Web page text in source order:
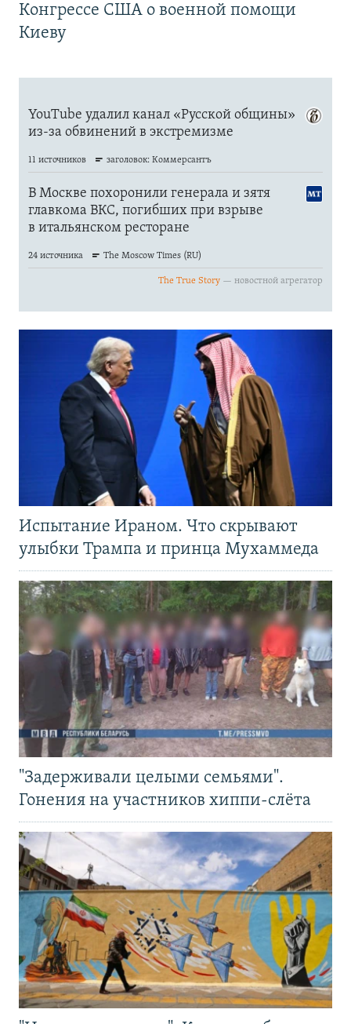
Конгрессе США о военной помощи
Киеву
Испытание Ираном. Что скрывают
улыбки Трампа и принца Мухаммеда
"Задерживали целыми семьями".
Гонения на участников хиппи-слёта